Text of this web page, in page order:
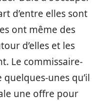
d’entre elles sont
ont même des
d’elles et les
Le commissaire-
unes qu’il
une offre pour